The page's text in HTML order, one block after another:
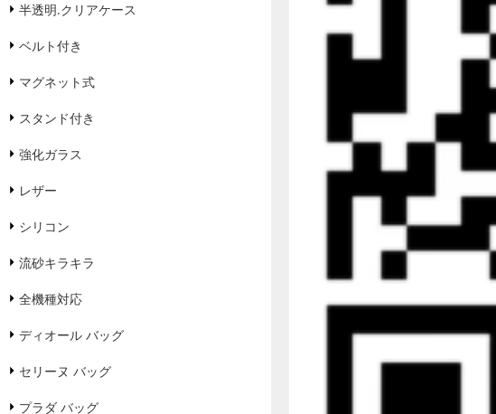
半透明.クリアケース
ベルト付き
マグネット式
スタンド付き
強化ガラス
レザー
シリコン
流砂キラキラ
全機種対応
ディオール バッグ
セリーヌ バッグ
プラダ バッグ